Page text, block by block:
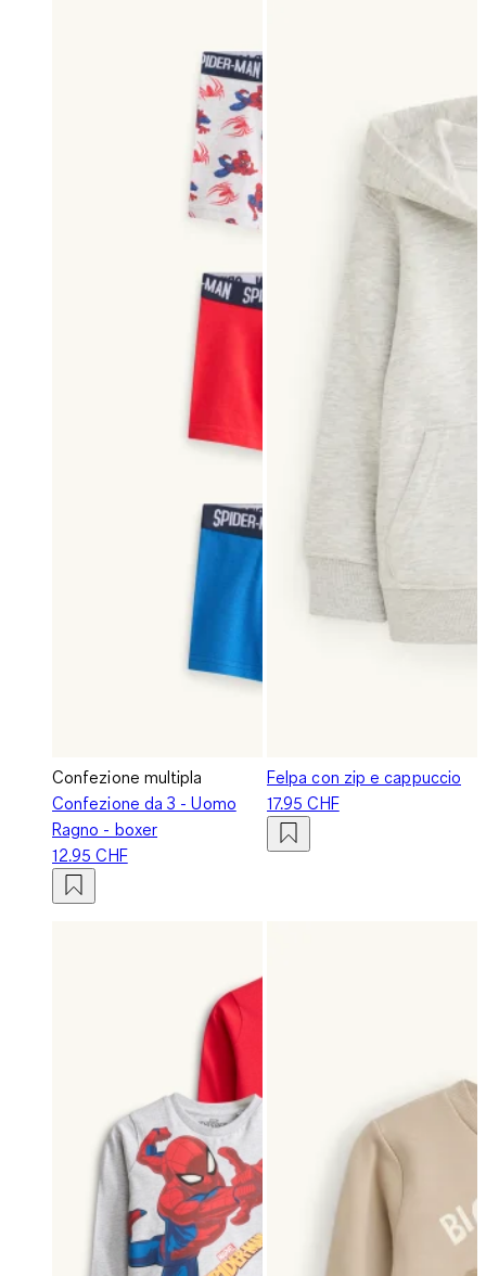
Confezione multipla
Confezione da 3 - Uomo
Ragno - boxer
12.95 CHF
Felpa con zip e cappuccio
17.95 CHF